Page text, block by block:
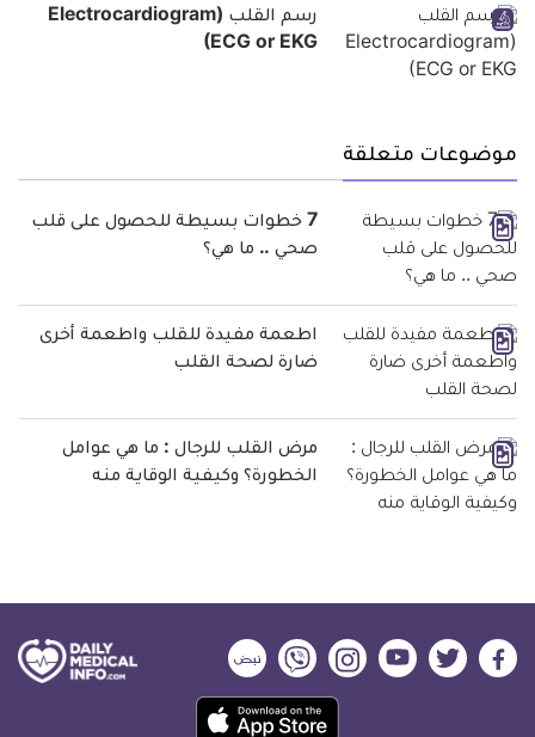
رسم القلب (Electrocardiogram
(ECG or EKG
موضوعات متعلقة
7 خطوات بسيطة للحصول على قلب
صحي .. ما هي؟
اطعمة مفيدة للقلب واطعمة أخرى
ضارة لصحة القلب
مرض القلب للرجال : ما هي عوامل
الخطورة؟ وكيفية الوقاية منه
ديلي
ديلي
ديلي
ميديكال
ديلي
ميديكال
انفو
ديلي
ميديكال
انفو
ديلي
ميديكال
انفو
حمل